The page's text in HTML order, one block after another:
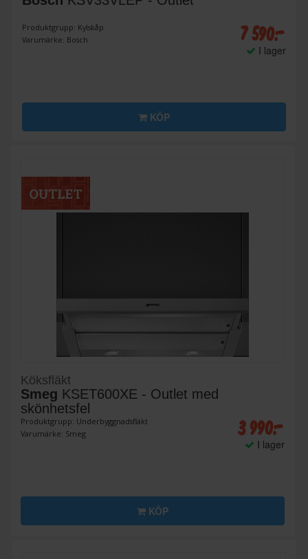
Produktgrupp: Kylskåp
Varumärke: Bosch
7 590:-
I lager
KÖP
Köksfläkt
Smeg KSET600XE - Outlet med
skönhetsfel
Produktgrupp: Underbyggnadsfläkt
Varumärke: Smeg
3 990:-
I lager
KÖP